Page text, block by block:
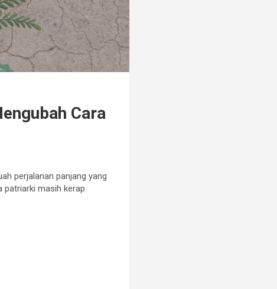
Cara
perjalanan panjang yang
patriarki masih kerap